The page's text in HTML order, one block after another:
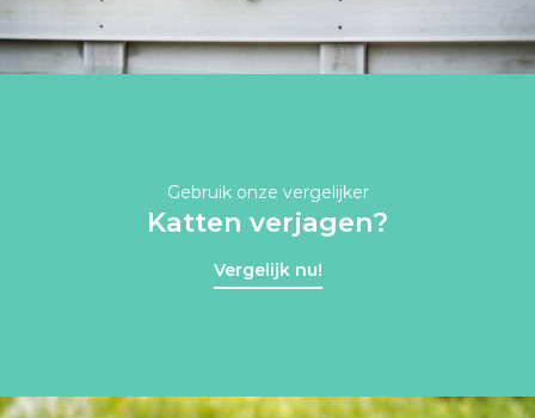
Gebruik onze vergelijker
Katten verjagen?
Vergelijk nu!